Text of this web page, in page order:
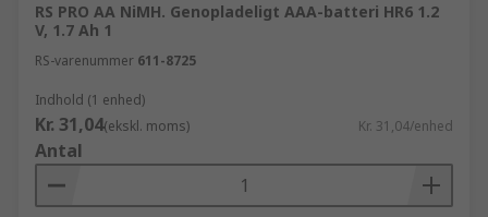
RS PRO AA NiMH. Genopladeligt AAA-batteri HR6 1.2
V, 1.7 Ah 1
RS-varenummer 611-8725
Indhold (1 enhed)
Kr. 31,04(ekskl. moms) Kr. 31,04/enhed
Antal